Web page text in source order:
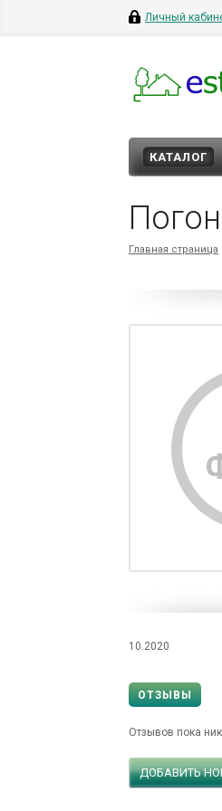
Личный
КАТАЛОГ
Главная страница
10.2020
ОТЗЫВЫ
Отзывов пока
ДОБАВИТЬ